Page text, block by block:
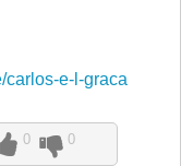
carlos-e-l-graca
0 0